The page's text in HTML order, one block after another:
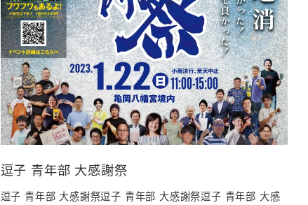
逗子 青年部 大感謝祭
逗子 青年部 大感謝祭逗子 青年部 大感謝祭逗子 青年部 大感